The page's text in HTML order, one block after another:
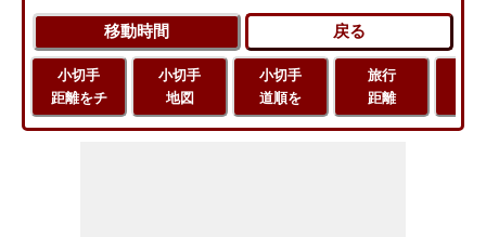
小切手
距離をチ
小切手
地図
小切手
道順を
旅行
距離